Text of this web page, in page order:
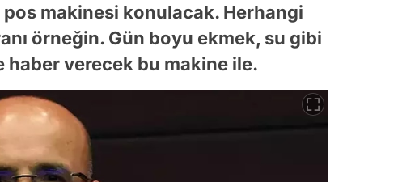
makinesi konulacak. Herhangi
örneğin. Gün boyu ekmek, su gibi
haber verecek bu makine ile.